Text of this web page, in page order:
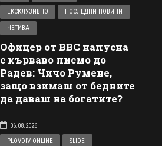
ЕКСКЛУЗИВНО ПОСЛЕДНИ НОВИНИ
ЧЕТИВА
Офицер от ВВС напусна
с кърваво писмо до
Радев: Чичо Румене,
защо взимаш от бедните
да даваш на богатите?
06.08.2026
PLOVDIV ONLINE
SLIDE